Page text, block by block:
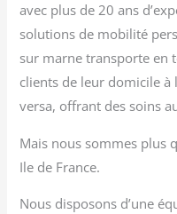
avec plus de 20 ans
solutions de mobilité
sur marne transporte en
clients de leur domicile à
versa, offrant des soins
Mais nous sommes plus
Ile de France.
Nous disposons d’une